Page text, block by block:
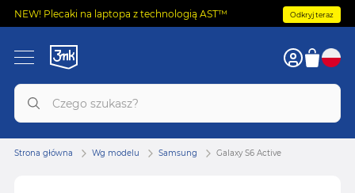
NEW! Plecaki na laptopa z technologią AST™ Odkryj teraz
Strona główna Wg modelu Samsung Galaxy S6 Active